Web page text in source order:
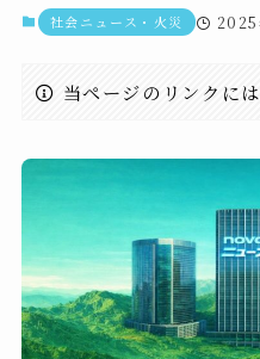
社会ニュース・火災 2025
当ページのリンクに